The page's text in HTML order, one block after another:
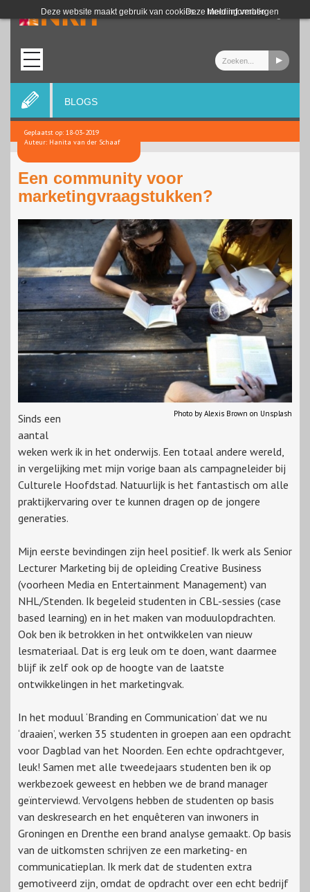
Deze website maakt gebruik van cookies. Meer informatie
Deze melding verbergen
Login
BLOGS
Geplaatst op: 18-03-2019
Auteur: Hanita van der Schaaf
Een community voor
marketingvraagstukken?
Photo by Alexis Brown on Unsplash
Sinds een
aantal
weken werk ik in het onderwijs. Een totaal andere wereld,
in vergelijking met mijn vorige baan als campagneleider bij
Culturele Hoofdstad. Natuurlijk is het fantastisch om alle
praktijkervaring over te kunnen dragen op de jongere
generaties.
Mijn eerste bevindingen zijn heel positief. Ik werk als Senior
Lecturer Marketing bij de opleiding Creative Business
(voorheen Media en Entertainment Management) van
NHL/Stenden. Ik begeleid studenten in CBL-sessies (case
based learning) en in het maken van moduulopdrachten.
Ook ben ik betrokken in het ontwikkelen van nieuw
lesmateriaal. Dat is erg leuk om te doen, want daarmee
blijf ik zelf ook op de hoogte van de laatste
ontwikkelingen in het marketingvak.
In het moduul ‘Branding en Communication’ dat we nu
‘draaien’, werken 35 studenten in groepen aan een opdracht
voor Dagblad van het Noorden. Een echte opdrachtgever,
leuk! Samen met alle tweedejaars studenten ben ik op
werkbezoek geweest en hebben we de brand manager
geïnterviewd. Vervolgens hebben de studenten op basis
van deskresearch en het enquêteren van inwoners in
Groningen en Drenthe een brand analyse gemaakt. Op basis
van de uitkomsten schrijven ze een marketing- en
communicatieplan. Ik merk dat de studenten extra
gemotiveerd zijn, omdat de opdracht over een echt bedrijf